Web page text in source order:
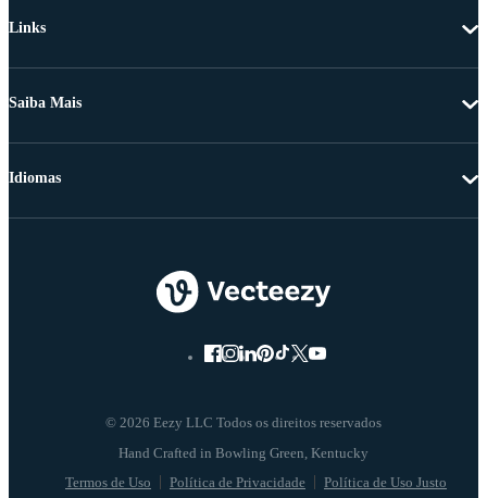
Links
Saiba Mais
© 2026 Eezy LLC Todos os direitos reservados
Termos de Uso Política de Privacidade Política de Uso Justo
Idiomas